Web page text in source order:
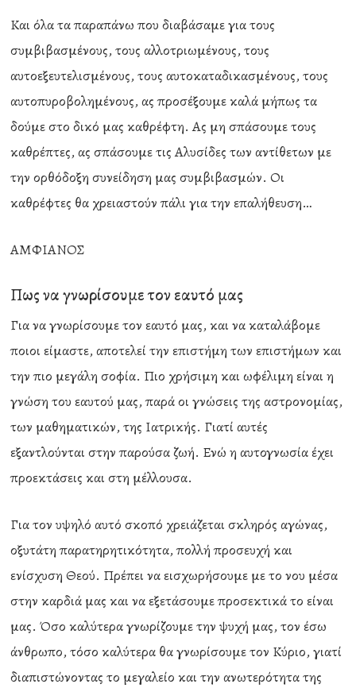
Και όλα τα παραπάνω που διαβάσαμε για τους
συμβιβασμένους, τους αλλοτριωμένους, τους
αυτοεξευτελισμένους, τους αυτοκαταδικασμένους, τους
αυτοπυροβολημένους, ας προσέξουμε καλά μήπως τα
δούμε στο δικό μας καθρέφτη. Ας μη σπάσουμε τους
καθρέπτες, ας σπάσουμε τις Αλυσίδες των αντίθετων με
την ορθόδοξη συνείδηση μας συμβιβασμών. Οι
καθρέφτες θα χρειαστούν πάλι για την επαλήθευση…
ΑΜΦΙΑΝΟΣ
Πως να γνωρίσουμε τον εαυτό μας
Για να γνωρίσουμε τον εαυτό μας, και να καταλάβομε
ποιοι είμαστε, αποτελεί την επιστήμη των επιστήμων και
την πιο μεγάλη σοφία. Πιο χρήσιμη και ωφέλιμη είναι η
γνώση του εαυτού μας, παρά οι γνώσεις της αστρονομίας,
των μαθηματικών, της Ιατρικής. Γιατί αυτές
εξαντλούνται στην παρούσα ζωή. Ενώ η αυτογνωσία έχει
προεκτάσεις και στη μέλλουσα.
Για τον υψηλό αυτό σκοπό χρειάζεται σκληρός αγώνας,
οξυτάτη παρατηρητικότητα, πολλή προσευχή και
ενίσχυση Θεού. Πρέπει να εισχωρήσουμε με το νου μέσα
στην καρδιά μας και να εξετάσουμε προσεκτικά το είναι
μας. Όσο καλύτερα γνωρίζουμε την ψυχή μας, τον έσω
άνθρωπο, τόσο καλύτερα θα γνωρίσουμε τον Κύριο, γιατί
διαπιστώνοντας το μεγαλείο και την ανωτερότητα της